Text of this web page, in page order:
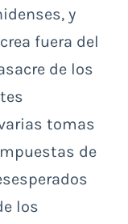
y
fuera del
de los
tomas
de
los